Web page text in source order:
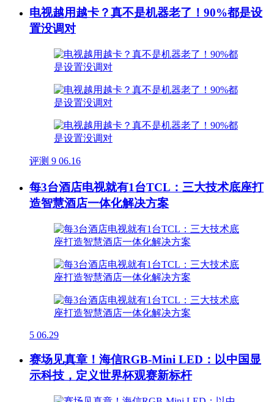
电视越用越卡？真不是机器老了！90%都是设
置没调对
评测 9 06.16
每3台酒店电视就有1台TCL：三大技术底座打
造智慧酒店一体化解决方案
5 06.29
赛场见真章！海信RGB-Mini LED：以中国显
示科技，定义世界杯观赛新标杆